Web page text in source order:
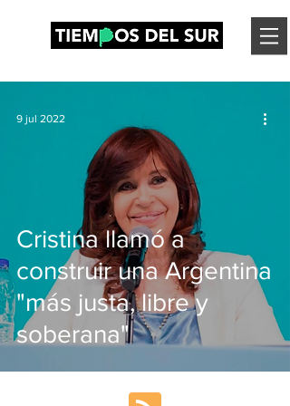
Cristina llamó a
construir una Argentina
"más justa, libre y
soberana"
9 jul 2022